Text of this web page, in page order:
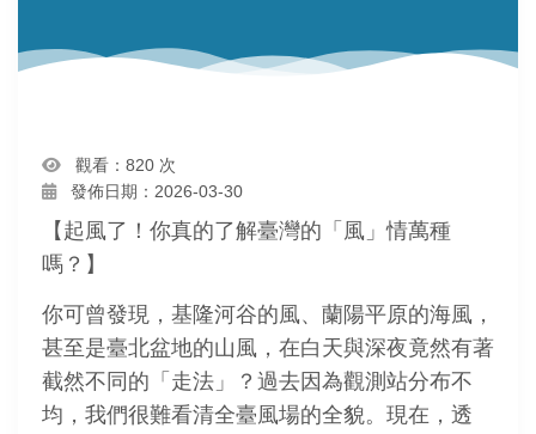
觀看：820 次
發佈日期：2026-03-30
【起風了！你真的了解臺灣的「風」情萬種
嗎？】
你可曾發現，基隆河谷的風、蘭陽平原的海風，
甚至是臺北盆地的山風，在白天與深夜竟然有著
截然不同的「走法」？過去因為觀測站分布不
均，我們很難看清全臺風場的全貌。現在，透